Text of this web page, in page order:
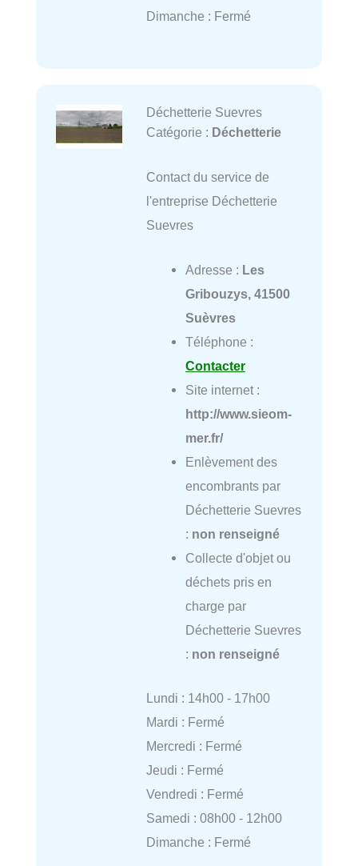
Dimanche : Fermé
Déchetterie Suevres
Catégorie : Déchetterie
Contact du service de
l'entreprise Déchetterie
Suevres
Adresse : Les
Gribouzys, 41500
Suèvres
Téléphone :
Contacter
Site internet :
http://www.sieom-
mer.fr/
Enlèvement des
encombrants par
Déchetterie Suevres
: non renseigné
Collecte d'objet ou
déchets pris en
charge par
Déchetterie Suevres
: non renseigné
Lundi : 14h00 - 17h00
Mardi : Fermé
Mercredi : Fermé
Jeudi : Fermé
Vendredi : Fermé
Samedi : 08h00 - 12h00
Dimanche : Fermé